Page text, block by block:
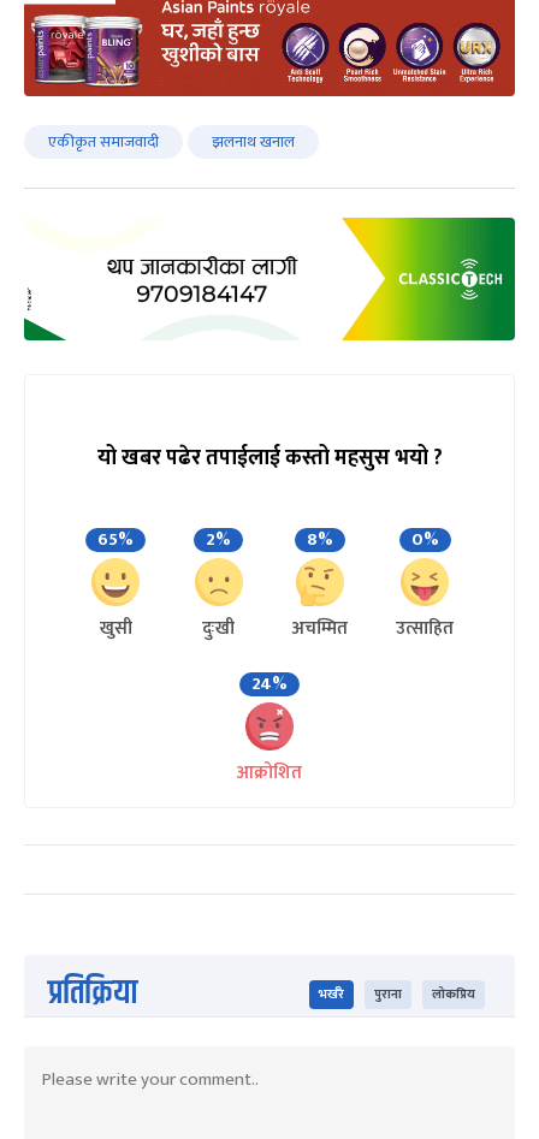
एकीकृत समाजवादी झलनाथ खनाल
यो खबर पढेर तपाईलाई कस्तो महसुस भयो ?
65%
खुसी
2%
दुःखी
8%
अचम्मित
0%
उत्साहित
24%
आक्रोशित
प्रतिक्रिया भर्खरै पुराना लोकप्रिय